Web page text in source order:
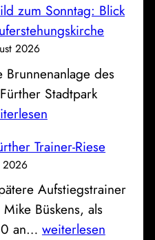
zum Sonntag: Blick
2026
des
Stadtpark
Trainer-Riese
2026
Aufstiegstrainer
Büskens, als
an… E
weiterlesen